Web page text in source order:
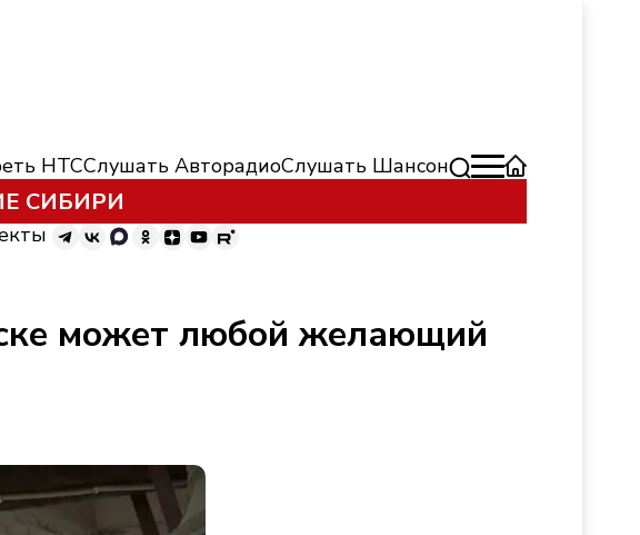
НТССлушать АвторадиоСлушать Шансон
СИБИРИ
может любой желающий